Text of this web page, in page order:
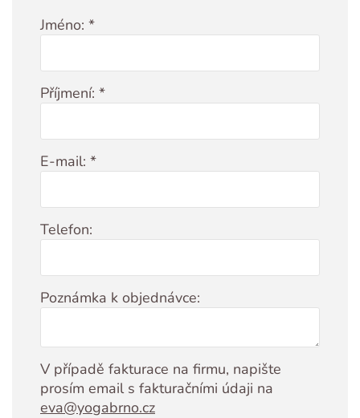
Jméno: *
Příjmení: *
E-mail: *
Telefon:
Poznámka k objednávce:
V případě fakturace na firmu, napište
prosím email s fakturačními údaji na
eva@yogabrno.cz